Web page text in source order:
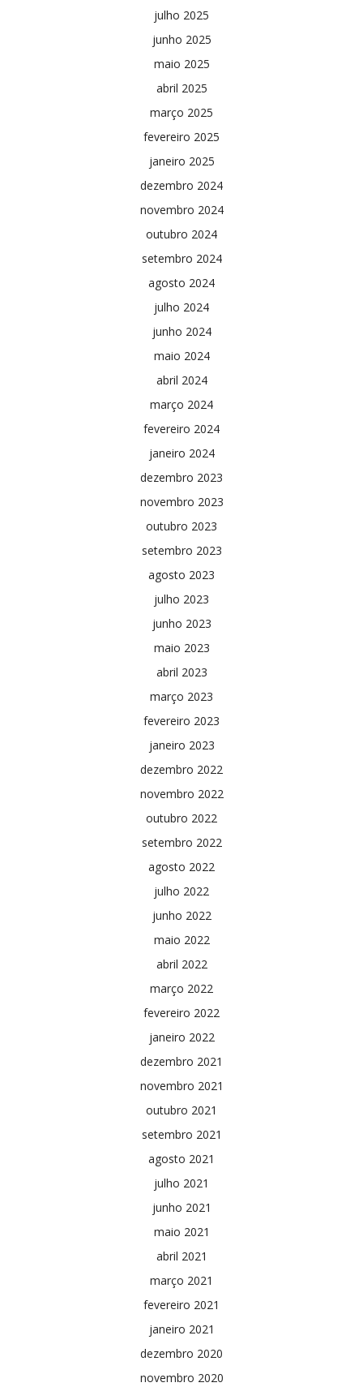
julho 2025
junho 2025
maio 2025
abril 2025
março 2025
fevereiro 2025
janeiro 2025
dezembro 2024
novembro 2024
outubro 2024
setembro 2024
agosto 2024
julho 2024
junho 2024
maio 2024
abril 2024
março 2024
fevereiro 2024
janeiro 2024
dezembro 2023
novembro 2023
outubro 2023
setembro 2023
agosto 2023
julho 2023
junho 2023
maio 2023
abril 2023
março 2023
fevereiro 2023
janeiro 2023
dezembro 2022
novembro 2022
outubro 2022
setembro 2022
agosto 2022
julho 2022
junho 2022
maio 2022
abril 2022
março 2022
fevereiro 2022
janeiro 2022
dezembro 2021
novembro 2021
outubro 2021
setembro 2021
agosto 2021
julho 2021
junho 2021
maio 2021
abril 2021
março 2021
fevereiro 2021
janeiro 2021
dezembro 2020
novembro 2020